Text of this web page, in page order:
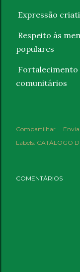
Expressão
Respeito às
populares
Fortalecimento
comunitários
Compartilhar
Labels: CATÁLOGO
COMENTÁRIOS